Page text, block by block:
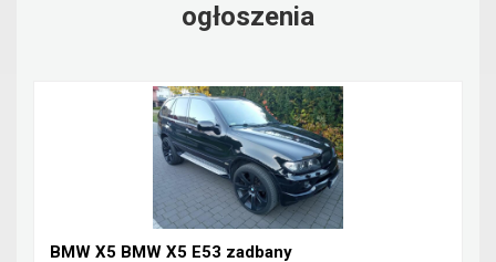
ogłoszenia
BMW X5 BMW X5 E53 zadbany